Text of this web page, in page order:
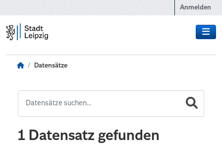
Anmelden
Datensätze
1 Datensatz gefunden